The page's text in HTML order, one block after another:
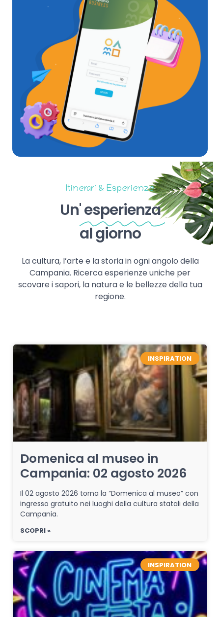
Itinerari & Esperienze
Un'esperienza
al giorno
La cultura, l’arte e la storia in ogni angolo della
Campania. Ricerca esperienze uniche per
scovare i sapori, la natura e le bellezze della tua
regione.
INSPIRATION
Domenica al museo in
Campania: 02 agosto 2026
Il 02 agosto 2026 torna la “Domenica al museo” con
ingresso gratuito nei luoghi della cultura statali della
Campania.
SCOPRI »
INSPIRATION